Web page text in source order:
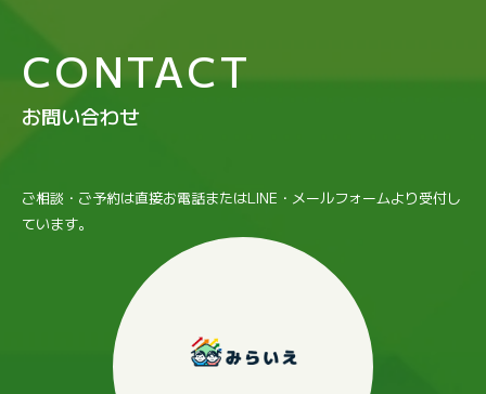
CONTACT
お問い合わせ
ご相談・ご予約は直接お電話またはLINE・メールフォームより受付し
ています。